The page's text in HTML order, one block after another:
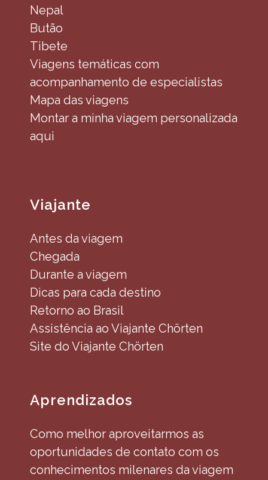
Nepal
Butão
Tibete
Viagens temáticas com
acompanhamento de especialistas
Mapa das viagens
Montar a minha viagem personalizada
aqui
Viajante
Antes da viagem
Chegada
Durante a viagem
Dicas para cada destino
Retorno ao Brasil
Assistência ao Viajante Chörten
Site do Viajante Chörten
Aprendizados
Como melhor aproveitarmos as
oportunidades de contato com os
conhecimentos milenares da viagem